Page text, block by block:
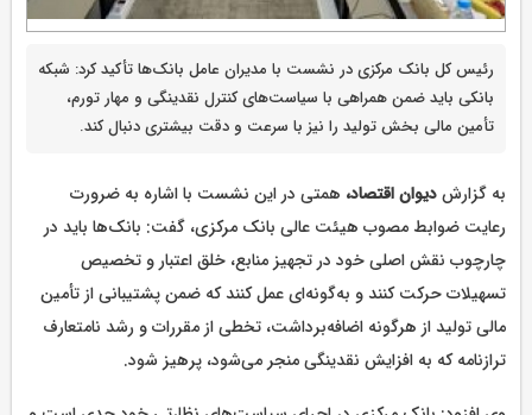
رئیس کل بانک مرکزی در نشست با مدیران عامل بانک‌ها تأکید کرد: شبکه
بانکی باید ضمن همراهی با سیاست‌های کنترل نقدینگی و مهار تورم،
تأمین مالی بخش تولید را نیز با سرعت و دقت بیشتری دنبال کند.
به گزارشدیوان اقتصاد، همتی در این نشست با اشاره به ضرورت
رعایت ضوابط مصوب هیئت عالی بانک مرکزی، گفت: بانک‌ها باید در
چارچوب نقش اصلی خود در تجهیز منابع، خلق اعتبار و تخصیص
تسهیلات حرکت کنند و به‌گونه‌ای عمل کنند که ضمن پشتیبانی از تأمین
مالی تولید از هرگونه اضافه‌برداشت، تخطی از مقررات و رشد نامتعارف
ترازنامه که به افزایش نقدینگی منجر می‌شود، پرهیز شود.